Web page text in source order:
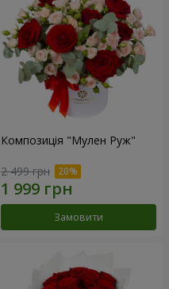
Композиція "Мулен Руж"
2 499 грн
Замовити